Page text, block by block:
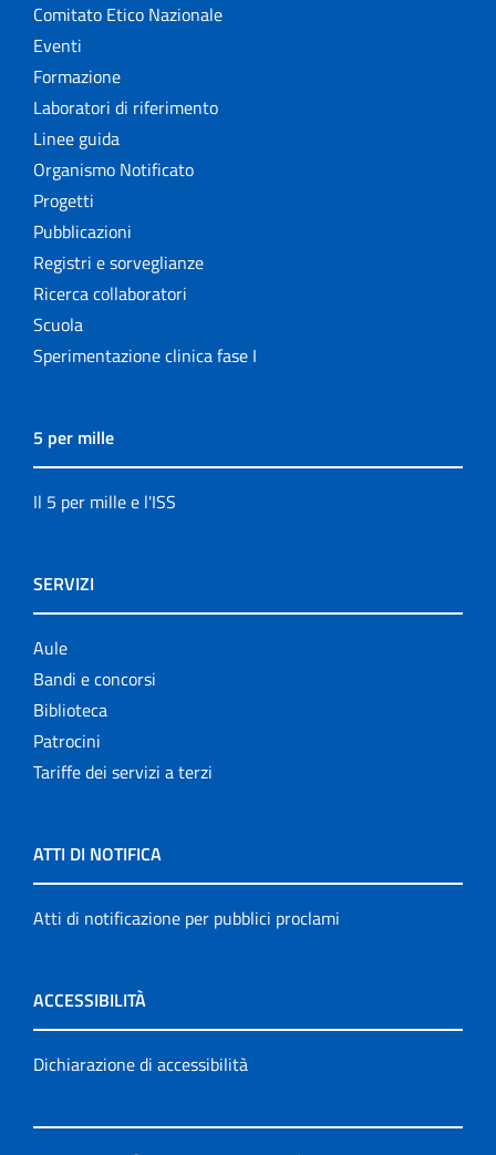
Comitato Etico Nazionale
Eventi
Formazione
Laboratori di riferimento
Linee guida
Organismo Notificato
Progetti
Pubblicazioni
Registri e sorveglianze
Ricerca collaboratori
Scuola
Sperimentazione clinica fase I
5 per mille
Il 5 per mille e l'ISS
SERVIZI
Aule
Bandi e concorsi
Biblioteca
Patrocini
Tariffe dei servizi a terzi
ATTI DI NOTIFICA
Atti di notificazione per pubblici proclami
ACCESSIBILITÀ
Dichiarazione di accessibilità